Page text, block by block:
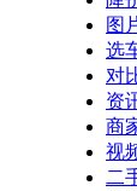
图
选
对
资
商
视
二